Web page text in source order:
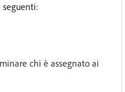
chi è assegnato ai